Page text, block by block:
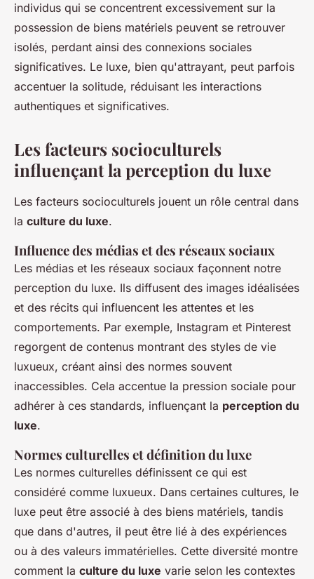
individus qui se concentrent excessivement sur la
possession de biens matériels peuvent se retrouver
isolés, perdant ainsi des connexions sociales
significatives. Le luxe, bien qu'attrayant, peut parfois
accentuer la solitude, réduisant les interactions
authentiques et significatives.
Les facteurs socioculturels
influençant la perception du luxe
Les facteurs socioculturels jouent un rôle central dans
la culture du luxe.
Influence des médias et des réseaux sociaux
Les médias et les réseaux sociaux façonnent notre
perception du luxe. Ils diffusent des images idéalisées
et des récits qui influencent les attentes et les
comportements. Par exemple, Instagram et Pinterest
regorgent de contenus montrant des styles de vie
luxueux, créant ainsi des normes souvent
inaccessibles. Cela accentue la pression sociale pour
adhérer à ces standards, influençant la perception du
luxe.
Normes culturelles et définition du luxe
Les normes culturelles définissent ce qui est
considéré comme luxueux. Dans certaines cultures, le
luxe peut être associé à des biens matériels, tandis
que dans d'autres, il peut être lié à des expériences
ou à des valeurs immatérielles. Cette diversité montre
comment la culture du luxe varie selon les contextes